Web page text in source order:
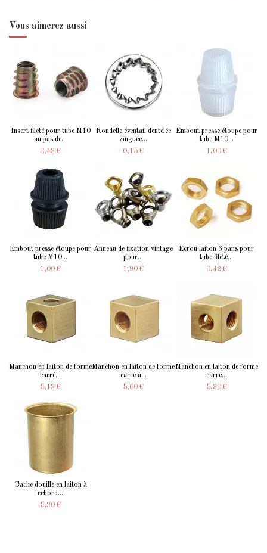
Vous aimerez aussi
Insert fileté pour tube M10
au pas de...
0,42 €
Rondelle éventail dentelée
zinguée...
0,15 €
Embout presse étoupe pour
tube M10...
1,00 €
Embout presse étoupe pour
tube M10...
1,00 €
Anneau de fixation vintage
pour...
1,90 €
Ecrou laiton 6 pans pour
tube fileté...
0,42 €
Manchon en laiton de forme
carré...
5,12 €
Manchon en laiton de forme
carré à...
5,00 €
Manchon en laiton de forme
carré...
5,30 €
Cache douille en laiton à
rebord...
5,20 €